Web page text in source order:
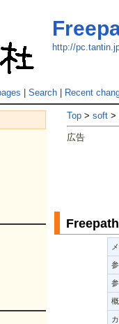
http://
Search| Recent
Top > soft >
広告